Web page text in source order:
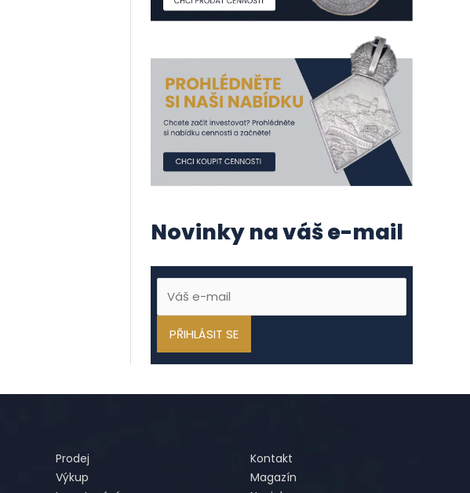
Novinky na váš e-mail
Prodej
Výkup
Kontakt
Magazín